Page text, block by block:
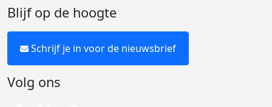
Blijf op de hoogte
Schrijf je in voor de nieuwsbrief
Volg ons